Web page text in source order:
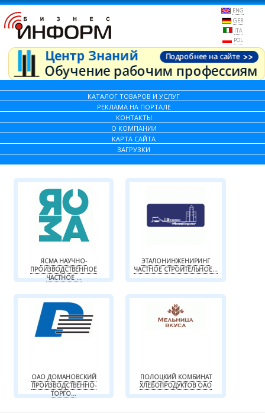
ENG
GER
ITA
POL
КАТАЛОГ ТОВАРОВ И УСЛУГ
РЕКЛАМА НА ПОРТАЛЕ
КОНТАКТЫ
О КОМПАНИИ
КАРТА САЙТА
ЗАГРУЗКИ
ЯСМА НАУЧНО-
ПРОИЗВОДСТВЕННОЕ
ЧАСТНОЕ ...
ЭТАЛОНИНЖЕНИРИНГ
ЧАСТНОЕ СТРОИТЕЛЬНОЕ...
ОАО ДОМАНОВСКИЙ
ПРОИЗВОДСТВЕННО-
ТОРГО...
ПОЛОЦКИЙ КОМБИНАТ
ХЛЕБОПРОДУКТОВ ОАО